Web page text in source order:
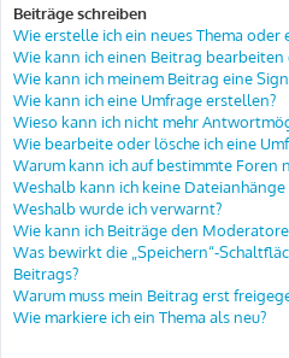
Beiträge schreiben
Wie erstelle ich ein neues Thema oder
Wie kann ich einen Beitrag bearbeiten
Wie kann ich meinem Beitrag eine
Wie kann ich eine Umfrage erstellen?
Wieso kann ich nicht mehr
Wie bearbeite oder lösche ich eine
Warum kann ich auf bestimmte Foren
Weshalb kann ich keine Dateianhänge
Weshalb wurde ich verwarnt?
Wie kann ich Beiträge den
Was bewirkt die „Speichern“-
Beitrags?
Warum muss mein Beitrag erst
Wie markiere ich ein Thema als neu?